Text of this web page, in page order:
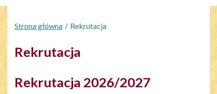
Strona główna Rekrutacja
Rekrutacja
Rekrutacja 2026/2027